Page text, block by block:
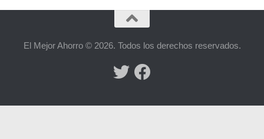
El Mejor Ahorro © 2026. Todos los derechos reservados.